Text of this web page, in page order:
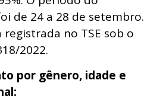
de 24 a 28 de setembro.
registrada no TSE sob o
2022.
por gênero, idade e